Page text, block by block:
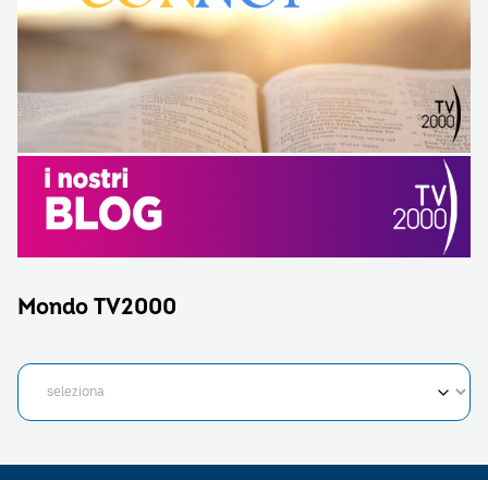
Mondo TV2000